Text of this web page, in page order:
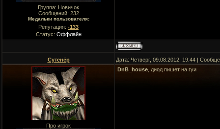
Группа: Новичок
Сообщений: 232
Медальки пользователя:
Репутация: -133
Статус: Оффлайн
Сутенёр Дата: Четверг, 09.08.2012, 19:44 |
Про игрок
DnB_house , диод пишет на гуи